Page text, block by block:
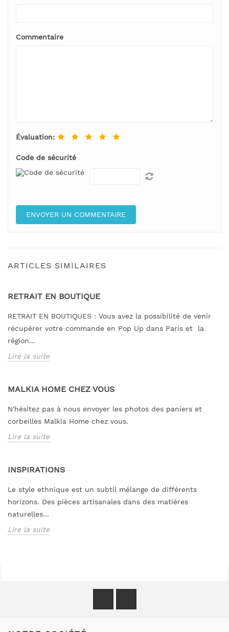
Commentaire
Évaluation:
Code de sécurité
ARTICLES SIMILAIRES
RETRAIT EN BOUTIQUE
RETRAIT EN BOUTIQUES : Vous avez la possibilité de venir
récupérer votre commande en Pop Up dans Paris et la
région...
Lire la suite
MALKIA HOME CHEZ VOUS
N'hésitez pas à nous envoyer les photos des paniers et
corbeilles Malkia Home chez vous.
Lire la suite
INSPIRATIONS
Le style ethnique est un subtil mélange de différents
horizons. Des pièces artisanales dans des matières
naturelles...
Lire la suite